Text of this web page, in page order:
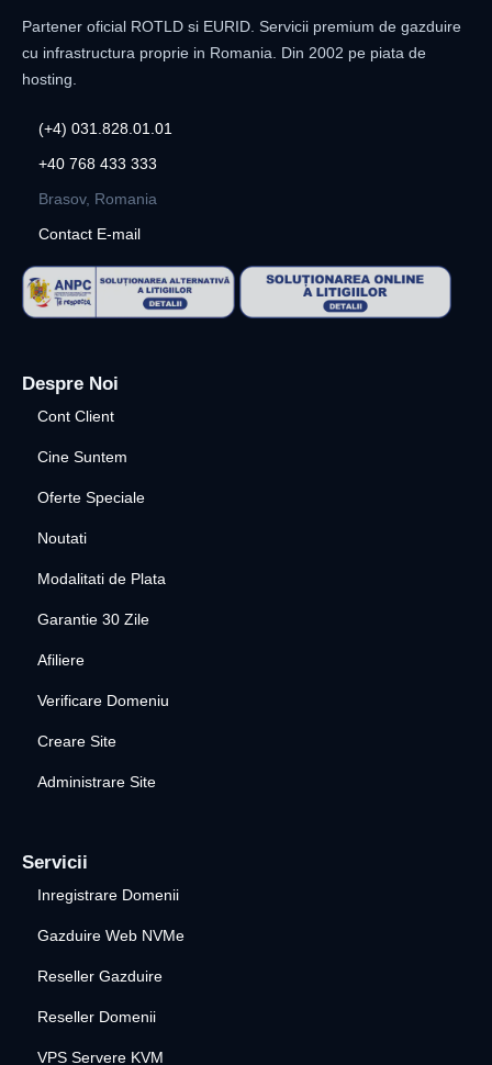
Partener oficial ROTLD si EURID. Servicii premium de gazduire
cu infrastructura proprie in Romania. Din 2002 pe piata de
hosting.
(+4) 031.828.01.01
+40 768 433 333
Brasov, Romania
Contact E-mail
Despre Noi
Cont Client
Cine Suntem
Oferte Speciale
Noutati
Modalitati de Plata
Garantie 30 Zile
Afiliere
Verificare Domeniu
Creare Site
Administrare Site
Servicii
Inregistrare Domenii
Gazduire Web NVMe
Reseller Gazduire
Reseller Domenii
VPS Servere KVM